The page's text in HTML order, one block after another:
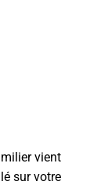
vient
sur votre